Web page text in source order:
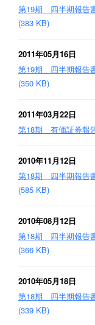
第19期 四半期報告
(383 KB)
2011年05月16日
第19期 四半期報告
(350 KB)
2011年03月22日
第18期 有価証券報
2010年11月12日
第18期 四半期報告
(585 KB)
2010年08月12日
第18期 四半期報告
(366 KB)
2010年05月18日
第18期 四半期報告
(339 KB)